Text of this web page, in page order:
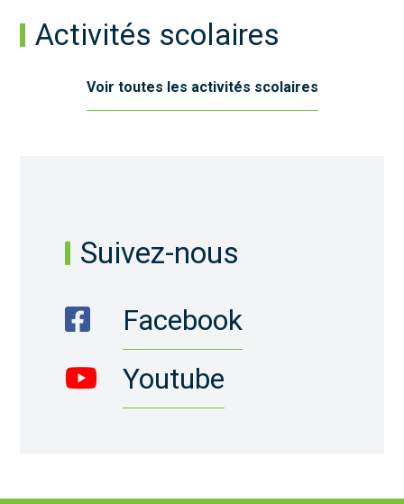
Activités scolaires
Voir toutes les activités scolaires
Suivez-nous
Facebook
Youtube